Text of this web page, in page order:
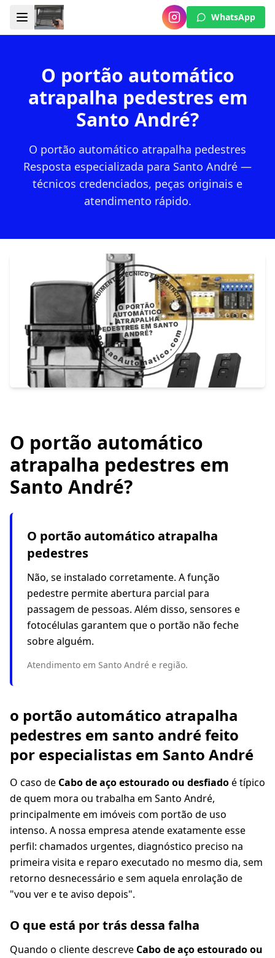
WhatsApp
O portão automático
atrapalha pedestres em
Santo André?
O portão automático atrapalha pedestres
Resposta especializada para Santo André —
técnicos credenciados, peças originais e
atendimento rápido.
O portão automático
atrapalha pedestres em
Santo André?
O portão automático atrapalha
pedestres
Não, se instalado corretamente. A função
pedestre permite abertura parcial para
passagem de pessoas. Além disso, sensores e
fotocélulas garantem que o portão não feche
sobre alguém.
Atendimento em Santo André e região.
o portão automático atrapalha
pedestres em santo andré feito
por especialistas em Santo André
O caso de Cabo de aço estourado ou desfiadoé típico
de quem mora ou trabalha em Santo André,
principalmente em imóveis com portão de uso
intenso. A nossa empresa atende exatamente esse
perfil: chamados urgentes, diagnóstico preciso na
primeira visita e reparo executado no mesmo dia, sem
retorno desnecessário e sem aquela enrolação de
"vou ver e te aviso depois".
O que está por trás dessa falha
Quando o cliente descreve Cabo de aço estourado ou